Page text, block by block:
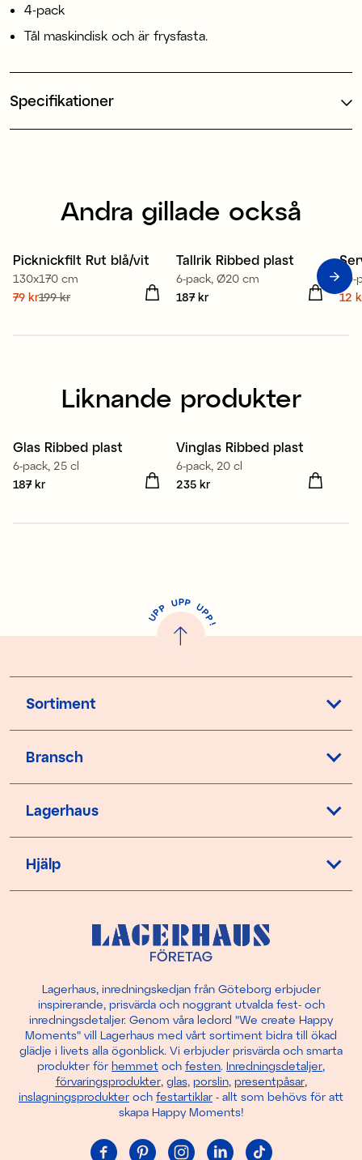
4-pack
Tål maskindisk och är frysfasta.
Specifikationer
Andra gillade också
Picknickfilt Rut blå/vit
130x170 cm
Nuvarande pris
79 kr199 kr
Tallrik Ribbed plast
6-pack, Ø20 cm
Pris :187 kr
187 kr 12
Liknande produkter
Glas Ribbed plast
6-pack, 25 cl
Pris :187 kr
187 kr
Vinglas Ribbed plast
6-pack, 20 cl
Pris :235 kr
235 kr
U
P
P UPP UP
P
!
Sortiment
Bransch
Lagerhaus
Hjälp
Lagerhaus, inredningskedjan från Göteborg erbjuder
inspirerande, prisvärda och noggrant utvalda fest- och
inredningsdetaljer. Genom våra ledord "We create Happy
Moments" vill Lagerhaus med vårt sortiment bidra till ökad
glädje i livets alla ögonblick. Vi erbjuder prisvärda och smarta
produkter för hemmet och festen. Inredningsdetaljer,
förvaringsprodukter, glas, porslin, presentpåsar,
inslagningsprodukter och festartiklar - allt som behövs för att
skapa Happy Moments!